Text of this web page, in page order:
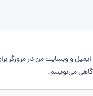
ایمیل و وبسایت من در مرورگر
می‌نویسم.